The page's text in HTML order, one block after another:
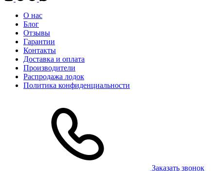
О нас
Блог
Отзывы
Гарантии
Контакты
Доставка и оплата
Производители
Распродажа лодок
Политика конфиденциальности
Заказать звонок